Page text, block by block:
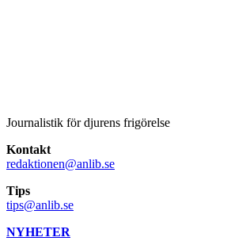
Journalistik för djurens frigörelse
Kontakt
redaktionen@anlib.se
Tips
tips@anlib.se
NYHETER